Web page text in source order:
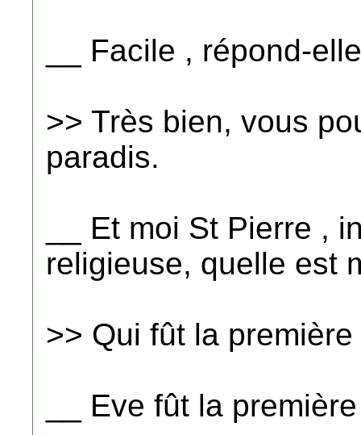
__ Facile , répond-
>> Très bien, vous
paradis.
__ Et moi St Pierre ,
religieuse, quelle est
>> Qui fût la
__ Eve fût la